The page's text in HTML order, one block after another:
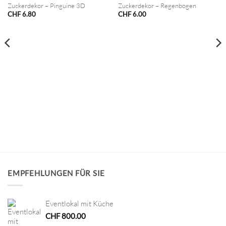
Zuckerdekor – Pinguine 3D
CHF6.80
Zuckerdekor – Regenbogen
CHF6.00
EMPFEHLUNGEN FÜR SIE
Eventlokal mit Küche
CHF800.00